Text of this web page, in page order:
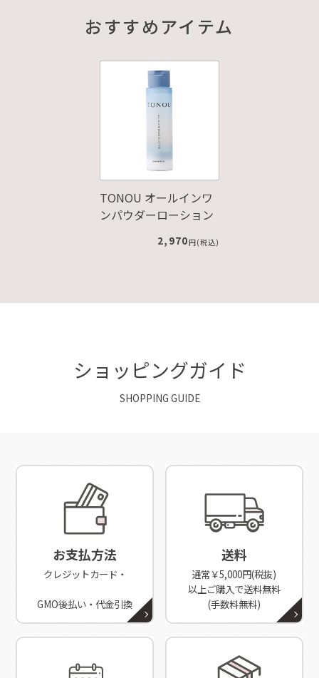
おすすめアイテム
TONOU オールインワ
ンパウダーローション
2,970円(税込)
ショッピングガイド
SHOPPING GUIDE
お支払方法
クレジットカード・
GMO後払い・代金引換
送料
通常￥5,000円(税抜)
以上ご購入で送料無料
(手数料無料)